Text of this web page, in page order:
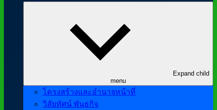
Expand child
menu
โครงสร้างและอำนาจหน้าที่
วิสัยทัศน์ พันธกิจ